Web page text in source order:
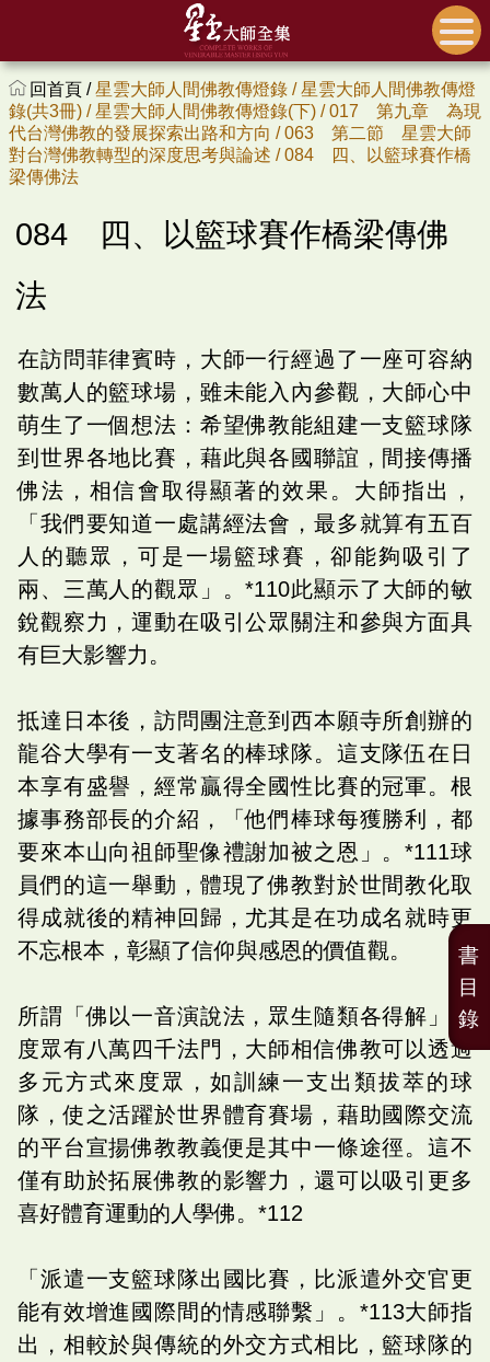
回首頁 /星雲大師人間佛教傳燈錄 /星雲大師人間佛教傳燈
錄(共3冊) /星雲大師人間佛教傳燈錄(下) /017 第九章 為現
代台灣佛教的發展探索出路和方向 /063 第二節 星雲大師
對台灣佛教轉型的深度思考與論述 /084 四、以籃球賽作橋
梁傳佛法
084 四、以籃球賽作橋梁傳佛
法
在訪問菲律賓時，大師一行經過了一座可容納
數萬人的籃球場，雖未能入內參觀，大師心中
萌生了一個想法：希望佛教能組建一支籃球隊
到世界各地比賽，藉此與各國聯誼，間接傳播
佛法，相信會取得顯著的效果。大師指出，
「我們要知道一處講經法會，最多就算有五百
人的聽眾，可是一場籃球賽，卻能夠吸引了
兩、三萬人的觀眾」。*110此顯示了大師的敏
銳觀察力，運動在吸引公眾關注和參與方面具
有巨大影響力。
抵達日本後，訪問團注意到西本願寺所創辦的
龍谷大學有一支著名的棒球隊。這支隊伍在日
本享有盛譽，經常贏得全國性比賽的冠軍。根
據事務部長的介紹，「他們棒球每獲勝利，都
要來本山向祖師聖像禮謝加被之恩」。*111球
員們的這一舉動，體現了佛教對於世間教化取
得成就後的精神回歸，尤其是在功成名就時更
不忘根本，彰顯了信仰與感恩的價值觀。
所謂「佛以一音演說法，眾生隨類各得解」。
度眾有八萬四千法門，大師相信佛教可以透過
多元方式來度眾，如訓練一支出類拔萃的球
隊，使之活躍於世界體育賽場，藉助國際交流
的平台宣揚佛教教義便是其中一條途徑。這不
僅有助於拓展佛教的影響力，還可以吸引更多
喜好體育運動的人學佛。*112
「派遣一支籃球隊出國比賽，比派遣外交官更
能有效增進國際間的情感聯繫」。*113大師指
出，相較於與傳統的外交方式相比，籃球隊的
書
目
錄